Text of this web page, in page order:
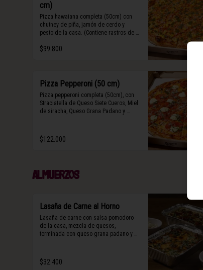
cm)
Pizza hawaiana completa (50cm) con
chutney de piña, jamón de cerdo y
pesto de la casa. (Contiene rastros de
$99.800
Pizza Pepperoni (50 cm)
Pizza pepperoni completa (50cm), con
Straciatella de Queso Siete Cueros, Miel
de siracha, Queso Grana Padano y
$122.000
Almuerzos
Lasaña de Carne al Horno
Lasaña de carne con salsa pomodoro
de la casa, mezcla de quesos,
terminada con queso grana padano y
$32.400